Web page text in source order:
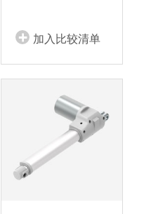
加入比较清单